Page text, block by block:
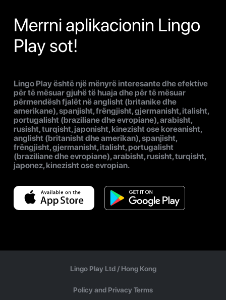
Merrni aplikacionin Lingo
Play sot!
Lingo Play është një mënyrë interesante dhe efektive
për të mësuar gjuhë të huaja dhe për të mësuar
përmendësh fjalët në anglisht (britanike dhe
amerikane), spanjisht, frëngjisht, gjermanisht, italisht,
portugalisht (braziliane dhe evropiane), arabisht,
rusisht, turqisht, japonisht, kinezisht ose koreanisht,
anglisht (britanisht dhe amerikan), spanjisht,
frëngjisht, gjermanisht, italisht, portugalisht
(braziliane dhe evropiane), arabisht, rusisht, turqisht,
japonez, kinezisht ose evropian.
Lingo Play Ltd / Hong Kong
Policy and Privacy Terms